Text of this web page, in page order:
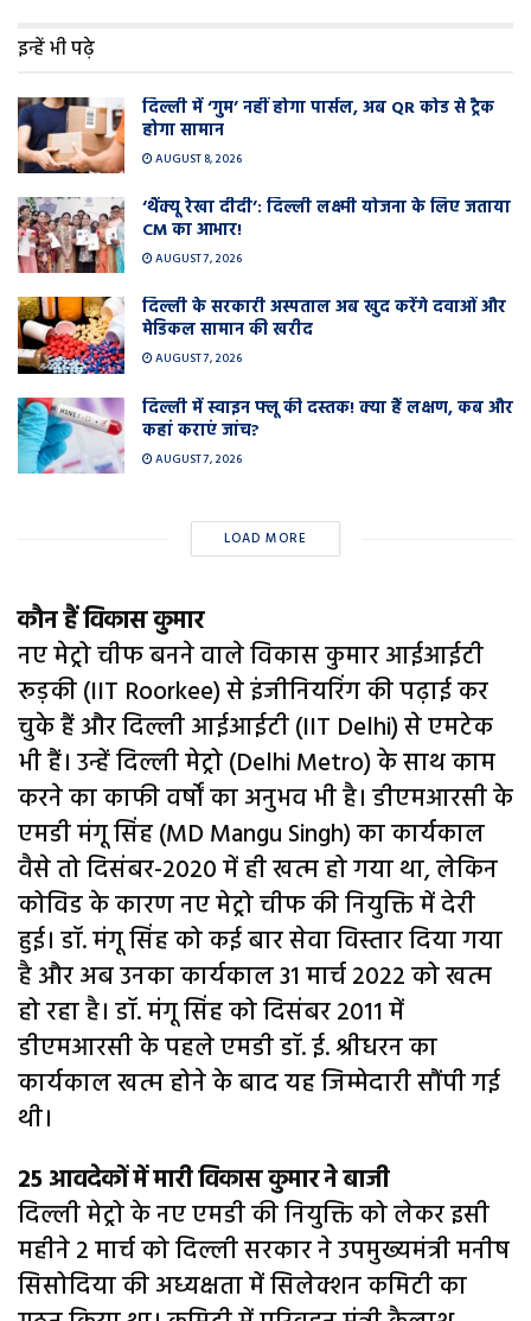
इन्हें भी पढ़े
दिल्ली में ‘गुम’ नहीं होगा पार्सल, अब QR कोड से ट्रैक
होगा सामान
AUGUST 8, 2026
‘थैंक्यू रेखा दीदी’: दिल्ली लक्ष्मी योजना के लिए जताया
CM का आभार!
AUGUST 7, 2026
दिल्ली के सरकारी अस्पताल अब खुद करेंगे दवाओं और
मेडिकल सामान की खरीद
AUGUST 7, 2026
दिल्ली में स्वाइन फ्लू की दस्तक! क्या हैं लक्षण, कब और
कहां कराएं जांच?
AUGUST 7, 2026
LOAD MORE
कौन हैं विकास कुमार
नए मेट्रो चीफ बनने वाले विकास कुमार आईआईटी
रूड़की (IIT Roorkee) से इंजीनियरिंग की पढ़ाई कर
चुके हैं और दिल्ली आईआईटी (IIT Delhi) से एमटेक
भी हैं। उन्हें दिल्ली मेट्रो (Delhi Metro) के साथ काम
करने का काफी वर्षों का अनुभव भी है। डीएमआरसी के
एमडी मंगू सिंह (MD Mangu Singh) का कार्यकाल
वैसे तो दिसंबर-2020 में ही खत्म हो गया था, लेकिन
कोविड के कारण नए मेट्रो चीफ की नियुक्ति में देरी
हुई। डॉ. मंगू सिंह को कई बार सेवा विस्तार दिया गया
है और अब उनका कार्यकाल 31 मार्च 2022 को खत्म
हो रहा है। डॉ. मंगू सिंह को दिसंबर 2011 में
डीएमआरसी के पहले एमडी डॉ. ई. श्रीधरन का
कार्यकाल खत्म होने के बाद यह जिम्मेदारी सौंपी गई
थी।
25 आवदेकों में मारी विकास कुमार ने बाजी
दिल्ली मेट्रो के नए एमडी की नियुक्ति को लेकर इसी
महीने 2 मार्च को दिल्ली सरकार ने उपमुख्यमंत्री मनीष
सिसोदिया की अध्यक्षता में सिलेक्शन कमिटी का